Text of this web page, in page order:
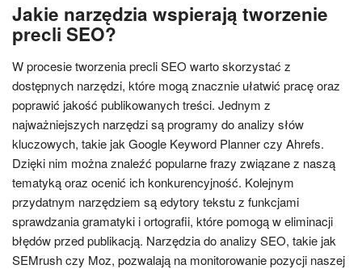
Jakie narzędzia wspierają tworzenie
precli SEO?
W procesie tworzenia precli SEO warto skorzystać z
dostępnych narzędzi, które mogą znacznie ułatwić pracę oraz
poprawić jakość publikowanych treści. Jednym z
najważniejszych narzędzi są programy do analizy słów
kluczowych, takie jak Google Keyword Planner czy Ahrefs.
Dzięki nim można znaleźć popularne frazy związane z naszą
tematyką oraz ocenić ich konkurencyjność. Kolejnym
przydatnym narzędziem są edytory tekstu z funkcjami
sprawdzania gramatyki i ortografii, które pomogą w eliminacji
błędów przed publikacją. Narzędzia do analizy SEO, takie jak
SEMrush czy Moz, pozwalają na monitorowanie pozycji naszej